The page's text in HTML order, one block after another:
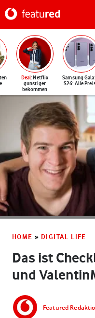
Deal: Netflix
günstiger
bekommen
Samsung
S26: Alle
HOME » DIGITAL LIFE
Das ist
und
Featured